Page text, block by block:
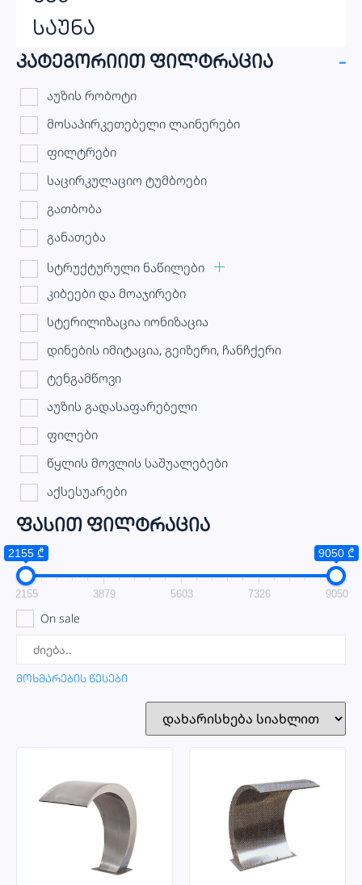
საუნა
კატეგორიით ფილტრაცია -
აუზის რობოტი
მოსაპირკეთებელი ლაინერები
ფილტრები
საცირკულაციო ტუმბოები
გათბობა
განათება
სტრუქტურული ნაწილები
კიბეები და მოაჯირები
სტერილიზაცია იონიზაცია
დინების იმიტაცია, გეიზერი, ჩანჩქერი
ტენგამწოვი
აუზის გადასაფარებელი
ფილები
წყლის მოვლის საშუალებები
აქსესუარები
ფასით ფილტრაცია
2155 ₾ 9050 ₾
2155 3879 5603 7326 9050
On sale
მოხმარების წესები